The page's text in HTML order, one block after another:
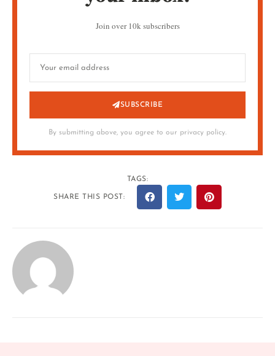
Join over 10k subscribers
SUBSCRIBE
By submitting above, you agree to our privacy policy.
TAGS:
SHARE THIS POST: